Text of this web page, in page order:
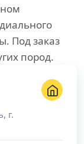
Под заказ
пород.
, г.